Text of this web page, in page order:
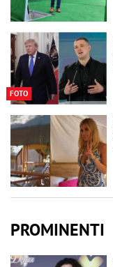
FOTO
PROMINENTI